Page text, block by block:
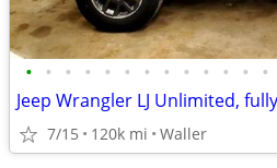
• • • • • • • • • • • • •
Jeep Wrangler LJ Unlimited,
7/15 120k mi Waller